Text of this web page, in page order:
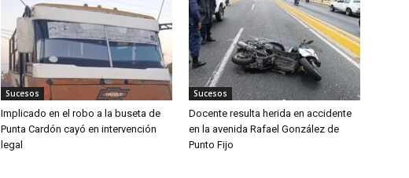
Sucesos
Implicado en el robo a la buseta de
Punta Cardón cayó en intervención
legal
Sucesos
Docente resulta herida en accidente
en la avenida Rafael González de
Punto Fijo